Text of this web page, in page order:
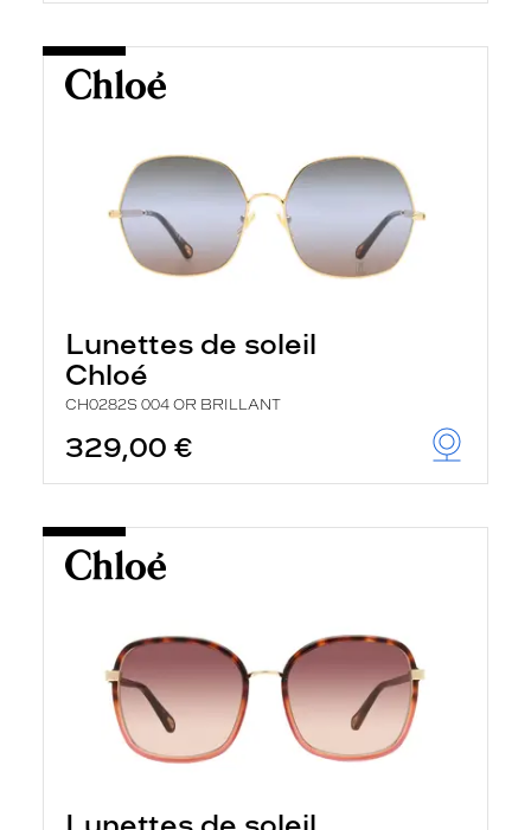
Lunettes de soleil
Chloé
CH0282S 004 OR BRILLANT
329,00 €